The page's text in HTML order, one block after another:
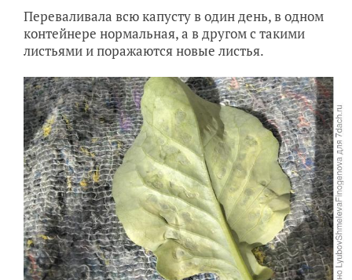
Переваливала всю капусту в один день, в одном
контейнере нормальная, а в другом с такими
листьями и поражаются новые листья.